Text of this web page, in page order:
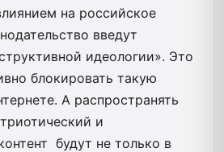
на российское
введут
идеологии». Это
блокировать такую
А распространять
и
будут не только в